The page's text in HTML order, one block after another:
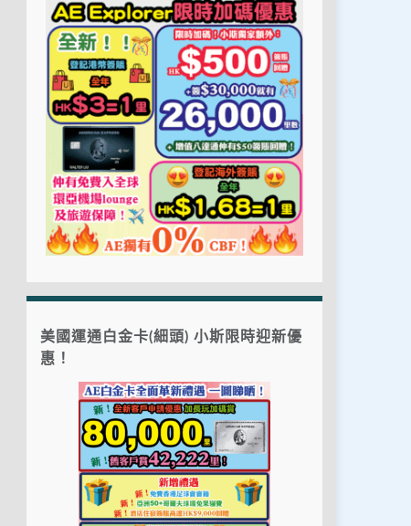
美國運通白金卡(細頭) 小斯限時迎新優
惠！